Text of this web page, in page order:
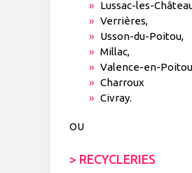
Lussac-les-
Verrières,
Usson-du-Poitou,
Millac,
Valence-en-
Charroux
Civray.
OU
> RECYCLERIES